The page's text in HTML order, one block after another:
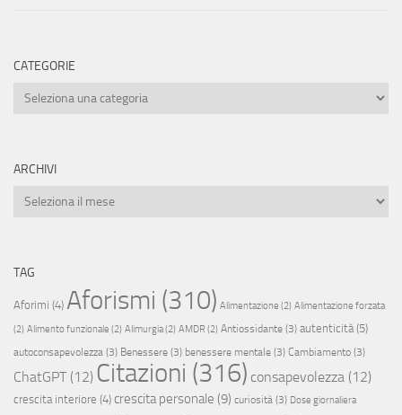
CATEGORIE
Categorie
ARCHIVI
Archivi
TAG
Aforimi (4) Aforismi (310) Alimentazione (2) Alimentazione forzata
(2) Alimento funzionale (2) Alimurgia(2) AMDR (2) Antiossidante (3) autenticità(5)
autoconsapevolezza (3) Benessere (3) benessere mentale (3) Cambiamento (3)
ChatGPT(12) Citazioni (316) consapevolezza (12)
crescita interiore (4) crescita personale (9) curiosità (3) Dose giornaliera